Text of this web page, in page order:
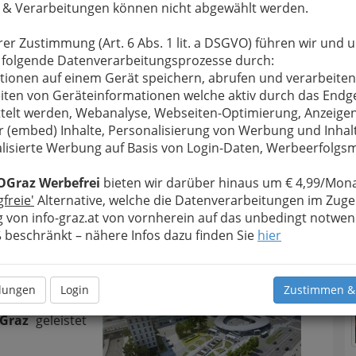
& Verarbeitungen können nicht abgewählt werden.
Zustimmung (Art. 6 Abs. 1 lit. a DSGVO) führen wir und
Datenverarbeitungsprozesse durch:
auf einem Gerät speichern, abrufen und
von Geräteinformationen welche aktiv durch das
werden, Webanalyse, Webseiten-Optimierung,
(embed) Inhalte, Personalisierung von Werbung und
Werbung auf Basis von Login-Daten,
Werbefrei bieten wir darüber hinaus um € 4,99/
Alternative, welche die Datenverarbeitungen im
von info-graz.at von vornherein auf das unbedingt
beschränkt – nähere Infos dazu finden Sie hier
Login Zustimmen
Unaufgeregt, schonend und
konsequent zur
Budgetkonsolidierung -
Finanzstadtrat Gerhard Rüsch
,
von 34
2010
Budget von
) aus.
der laufende
positive
striktes
Kinderbetreuung, Soziales,
um nur 1,9% oder 15 Mio. € gegenüber
, das
wichtige
geleistet